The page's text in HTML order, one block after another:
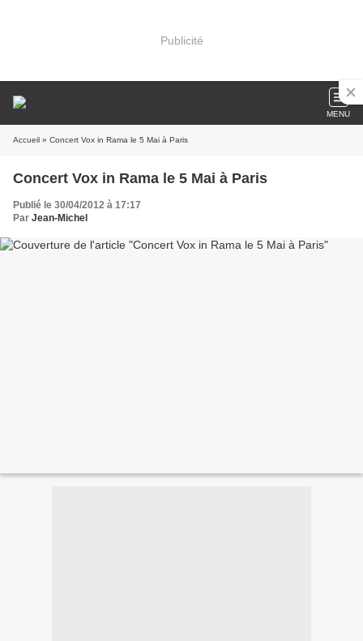
Publicité
MENU
Accueil » Concert Vox in Rama le 5 Mai à Paris
Concert Vox in Rama le 5 Mai à Paris
Publié le 30/04/2012 à 17:17
Par Jean-Michel